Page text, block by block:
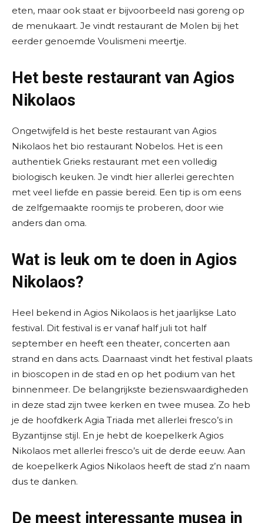
eten, maar ook staat er bijvoorbeeld nasi goreng op
de menukaart. Je vindt restaurant de Molen bij het
eerder genoemde Voulismeni meertje.
Het beste restaurant van Agios
Nikolaos
Ongetwijfeld is het beste restaurant van Agios
Nikolaos het bio restaurant Nobelos. Het is een
authentiek Grieks restaurant met een volledig
biologisch keuken. Je vindt hier allerlei gerechten
met veel liefde en passie bereid. Een tip is om eens
de zelfgemaakte roomijs te proberen, door wie
anders dan oma.
Wat is leuk om te doen in Agios
Nikolaos?
Heel bekend in Agios Nikolaos is het jaarlijkse Lato
festival. Dit festival is er vanaf half juli tot half
september en heeft een theater, concerten aan
strand en dans acts. Daarnaast vindt het festival plaats
in bioscopen in de stad en op het podium van het
binnenmeer. De belangrijkste bezienswaardigheden
in deze stad zijn twee kerken en twee musea. Zo heb
je de hoofdkerk Agia Triada met allerlei fresco’s in
Byzantijnse stijl. En je hebt de koepelkerk Agios
Nikolaos met allerlei fresco’s uit de derde eeuw. Aan
de koepelkerk Agios Nikolaos heeft de stad z’n naam
dus te danken.
De meest interessante musea in